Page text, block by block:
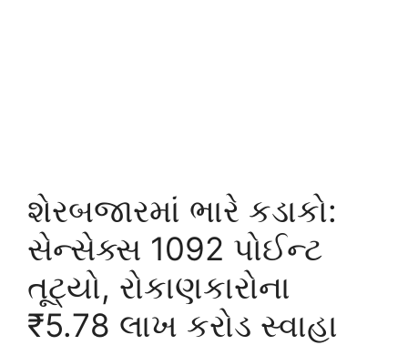
શેરબજારમાં ભારે કડાકો:
સેન્સેક્સ 1092 પોઈન્ટ
તૂટ્યો, રોકાણકારોના
₹5.78 લાખ કરોડ સ્વાહા